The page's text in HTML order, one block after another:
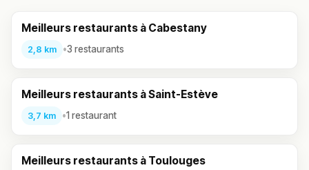
Meilleurs restaurants à Cabestany
2,8 km •3 restaurants
Meilleurs restaurants à Saint-Estève
3,7 km •1 restaurant
Meilleurs restaurants à Toulouges